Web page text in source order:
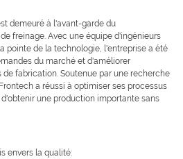
demeuré à l'avant-garde du
freinage. Avec une équipe d'ingénieurs
pointe de la technologie, l'entreprise a été
du marché et d'améliorer
fabrication. Soutenue par une recherche
a réussi à optimiser ses processus
une production importante sans
envers la qualité: